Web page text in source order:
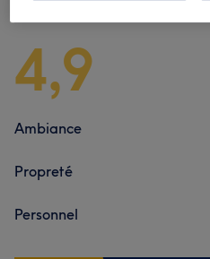
4,9
Ambiance
Propreté
Personnel